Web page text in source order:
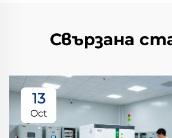
Свързана
13
Oct